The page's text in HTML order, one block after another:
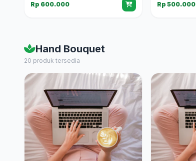
Rp 600.000
Rp 500.000
Hand Bouquet
20 produk tersedia